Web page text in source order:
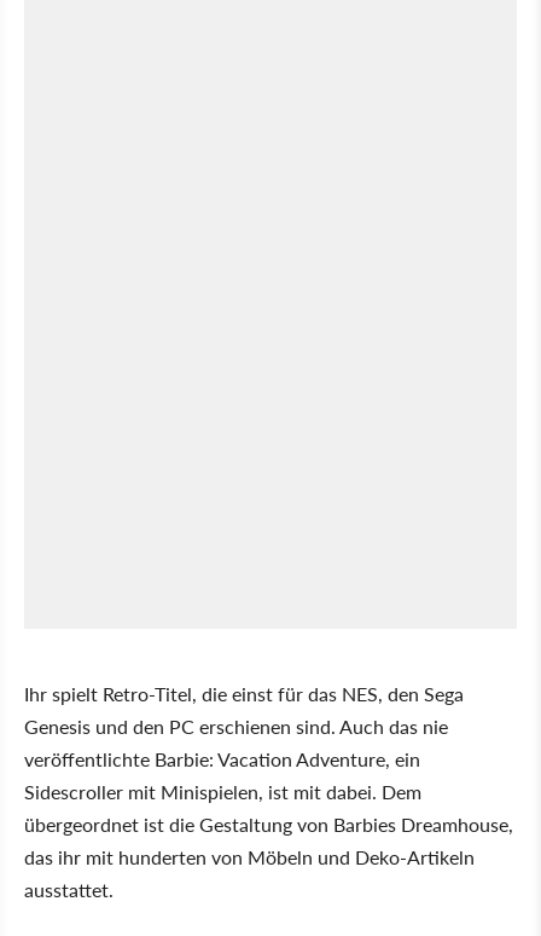
Ihr spielt Retro-Titel, die einst für das NES, den Sega
Genesis und den PC erschienen sind. Auch das nie
veröffentlichte Barbie: Vacation Adventure, ein
Sidescroller mit Minispielen, ist mit dabei. Dem
übergeordnet ist die Gestaltung von Barbies Dreamhouse,
das ihr mit hunderten von Möbeln und Deko-Artikeln
ausstattet.